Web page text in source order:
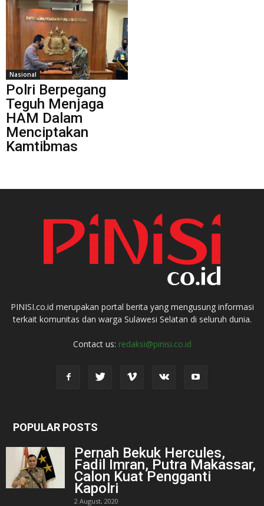
Nasional
Polri Berpegang
Teguh Menjaga
HAM Dalam
Menciptakan
Kamtibmas
PINISI.co.id merupakan portal berita yang mengusung informasi
terkait komunitas dan warga Sulawesi Selatan di seluruh dunia.
Contact us: redaksi@pinisi.co.id
POPULAR POSTS
Pernah Bekuk Hercules,
Fadil Imran, Putra Makassar,
Calon Kuat Pengganti
Kapolri
2 August, 2020